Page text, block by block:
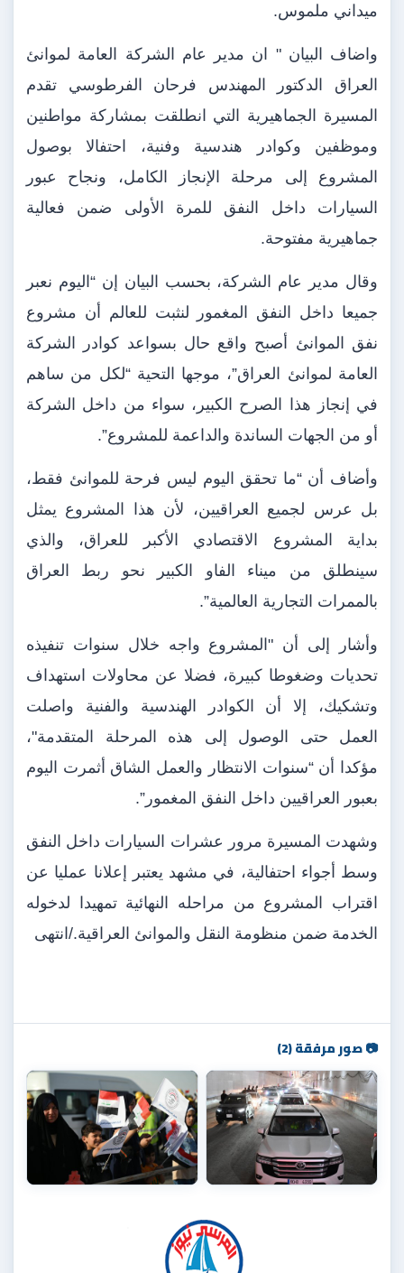
ميداني ملموس.
واضاف البيان " ان مدير عام الشركة العامة لموانئ
العراق الدكتور المهندس فرحان الفرطوسي تقدم
المسيرة الجماهيرية التي انطلقت بمشاركة مواطنين
وموظفين وكوادر هندسية وفنية، احتفالا بوصول
المشروع إلى مرحلة الإنجاز الكامل، ونجاح عبور
السيارات داخل النفق للمرة الأولى ضمن فعالية
جماهيرية مفتوحة.
وقال مدير عام الشركة، بحسب البيان إن “اليوم نعبر
جميعا داخل النفق المغمور لنثبت للعالم أن مشروع
نفق الموانئ أصبح واقع حال بسواعد كوادر الشركة
العامة لموانئ العراق”، موجها التحية “لكل من ساهم
في إنجاز هذا الصرح الكبير، سواء من داخل الشركة
أو من الجهات الساندة والداعمة للمشروع”.
وأضاف أن “ما تحقق اليوم ليس فرحة للموانئ فقط،
بل عرس لجميع العراقيين، لأن هذا المشروع يمثل
بداية المشروع الاقتصادي الأكبر للعراق، والذي
سينطلق من ميناء الفاو الكبير نحو ربط العراق
بالممرات التجارية العالمية”.
وأشار إلى أن "المشروع واجه خلال سنوات تنفيذه
تحديات وضغوطا كبيرة، فضلا عن محاولات استهداف
وتشكيك، إلا أن الكوادر الهندسية والفنية واصلت
العمل حتى الوصول إلى هذه المرحلة المتقدمة"،
مؤكدا أن “سنوات الانتظار والعمل الشاق أثمرت اليوم
بعبور العراقيين داخل النفق المغمور”.
وشهدت المسيرة مرور عشرات السيارات داخل النفق
وسط أجواء احتفالية، في مشهد يعتبر إعلانا عمليا عن
اقتراب المشروع من مراحله النهائية تمهيدا لدخوله
الخدمة ضمن منظومة النقل والموانئ العراقية./انتهى
📷 صور مرفقة (2)